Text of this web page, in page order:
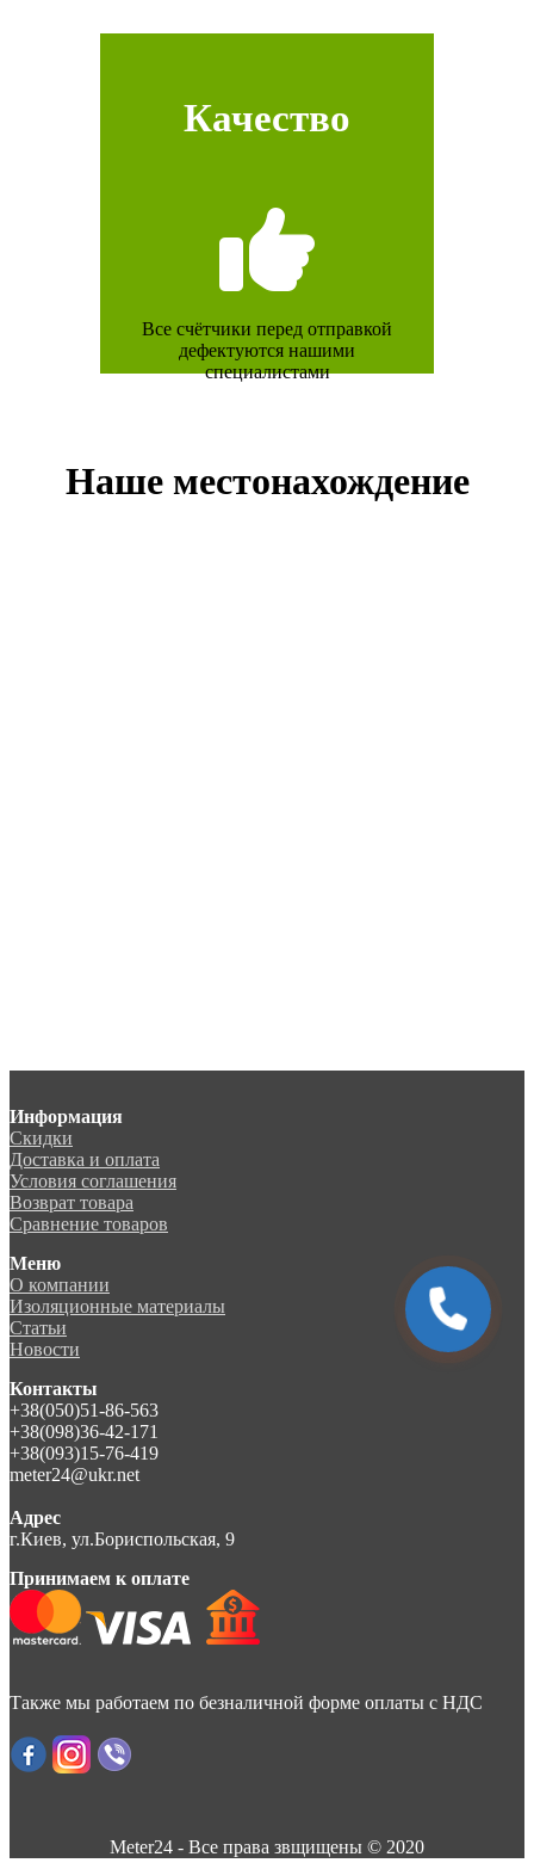
Качество
Все счётчики перед отправкой
дефектуются нашими
специалистами
Наше местонахождение
Информация
Скидки
Доставка и оплата
Условия соглашения
Возврат товара
Сравнение товаров
Меню
О компании
Изоляционные материалы
Статьи
Новости
Контакты
+38(050)51-86-563
+38(098)36-42-171
+38(093)15-76-419
meter24@ukr.net
Адрес
г.Киев, ул.Бориспольская, 9
Принимаем к оплате
Также мы работаем по безналичной форме оплаты с НДС
Meter24 - Все права звщищены © 2020